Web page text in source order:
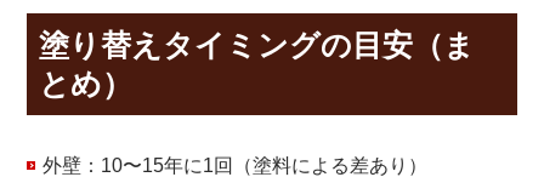
塗り替えタイミングの目安（ま
とめ）
外壁：10〜15年に1回（塗料による差あり）